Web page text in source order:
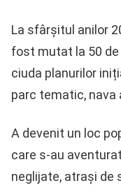
La sfârșitul anilor
fost mutat la 50 de
ciuda planurilor
parc tematic, nava
A devenit un loc
care s-au
neglijate, atrași de